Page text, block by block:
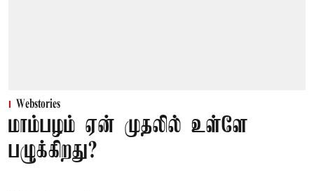
Webstories
மாம்பழம் ஏன் முதலில் உள்ளே
பழுக்கிறது?